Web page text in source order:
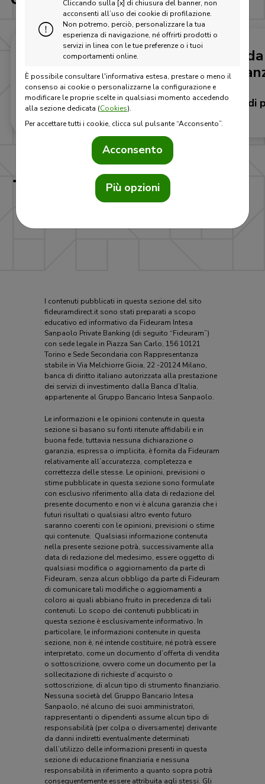
Guida agli
investimenti
Scopri di più Scopri di
I contenuti pubblicati in questa sezione del sito
fideuramdirect.it sono stati preparati a scopo
educativo ed informativo da Fideuram Intesa
Sanpaolo Private Banking (di seguito “Fideuram”)
con sede legale in Piazza San Carlo, 156 10121
Torino e Sede Secondaria con Rappresentanza
stabile in Via Melchiorre Gioia, 22 -20124 Milano,
banca di diritto italiano autorizzata alla prestazione
dei servizi di investimento dalla Banca d’Italia,
appartenente al Gruppo Bancario Intesa Sanpaolo.
Le informazioni e le opinioni contenute in questa
sezione si basano su fonti ritenute affidabili e in
buona fede, tuttavia nessuna dichiarazione o
garanzia, espressa o implicita, è fornita da Fideuram
relativamente all’accuratezza, completezza e
correttezza delle stesse. Le opinioni, previsioni o
stime pubblicate in questa sezione sono formulate
con esclusivo riferimento alla data di redazione del
presente documento e non vi è alcuna garanzia che i
futuri risultati o qualsiasi altro evento futuro
saranno coerenti con le opinioni, previsioni o stime
qui contenute. Qualsiasi informazione contenuta
nella presente sezione potrà, successivamente alla
data di redazione del medesimo, essere oggetto di
qualsiasi modifica o aggiornamento da parte di
Fideuram, senza alcun obbligo da parte di Fideuram
di comunicare tali modifiche o aggiornamenti a
coloro ai quali abbiano fruito in precedenza di tali
contenuti. Lo scopo dei contenuti pubblicati in
questa sezione è esclusivamente informativo. In
particolare, le informazioni contenute in questa
sezione, non è, né intende costituire, né potrà essere
interpretato, come un documento d’offerta di vendita
o sottoscrizione, ovvero come un documento per la
sollecitazione di richieste d’acquisto o
sottoscrizione, di alcun tipo di strumento finanziario.
Nessuna società del Gruppo Bancario Intesa
Sanpaolo, né alcuno dei suoi amministratori,
rappresentanti o dipendenti assume alcun tipo di
responsabilità (per colpa o diversamente) derivante
da danni indiretti eventualmente determinati
dall’utilizzo delle informazioni presenti in questa
sezione di educazione finanziaria e nessuna
responsabilità in riferimento a quanto sopra potrà
conseguentemente essere attribuita agli stessi. Gli
Cliccando sulla [x] di chiusura del banner, non
acconsenti all’uso dei cookie di profilazione.
Non potremo, perciò, personalizzare la tua
esperienza di navigazione, né offrirti prodotti o
servizi in linea con le tue preferenze o i tuoi
comportamenti online.
È possibile consultare l'informativa estesa, prestare o meno il
consenso ai cookie o personalizzarne la configurazione e
modificare le proprie scelte in qualsiasi momento accedendo
alla sezione dedicata (Cookies).
Per accettare tutti i cookie, clicca sul pulsante “Acconsento”.
Più opzioni
Acconsento